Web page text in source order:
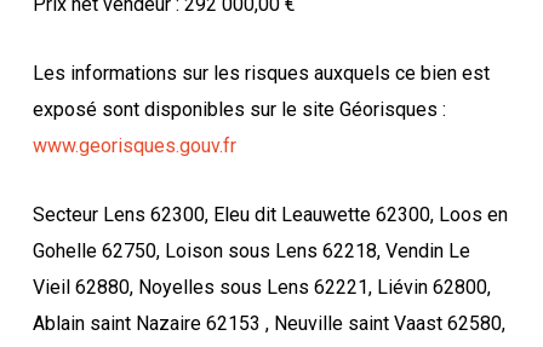
Prix net vendeur : 292 000,00 €
Les informations sur les risques auxquels ce bien est
exposé sont disponibles sur le site Géorisques :
www.georisques.gouv.fr
Secteur Lens 62300, Eleu dit Leauwette 62300, Loos en
Gohelle 62750, Loison sous Lens 62218, Vendin Le
Vieil 62880, Noyelles sous Lens 62221, Liévin 62800,
Ablain saint Nazaire 62153 , Neuville saint Vaast 62580,